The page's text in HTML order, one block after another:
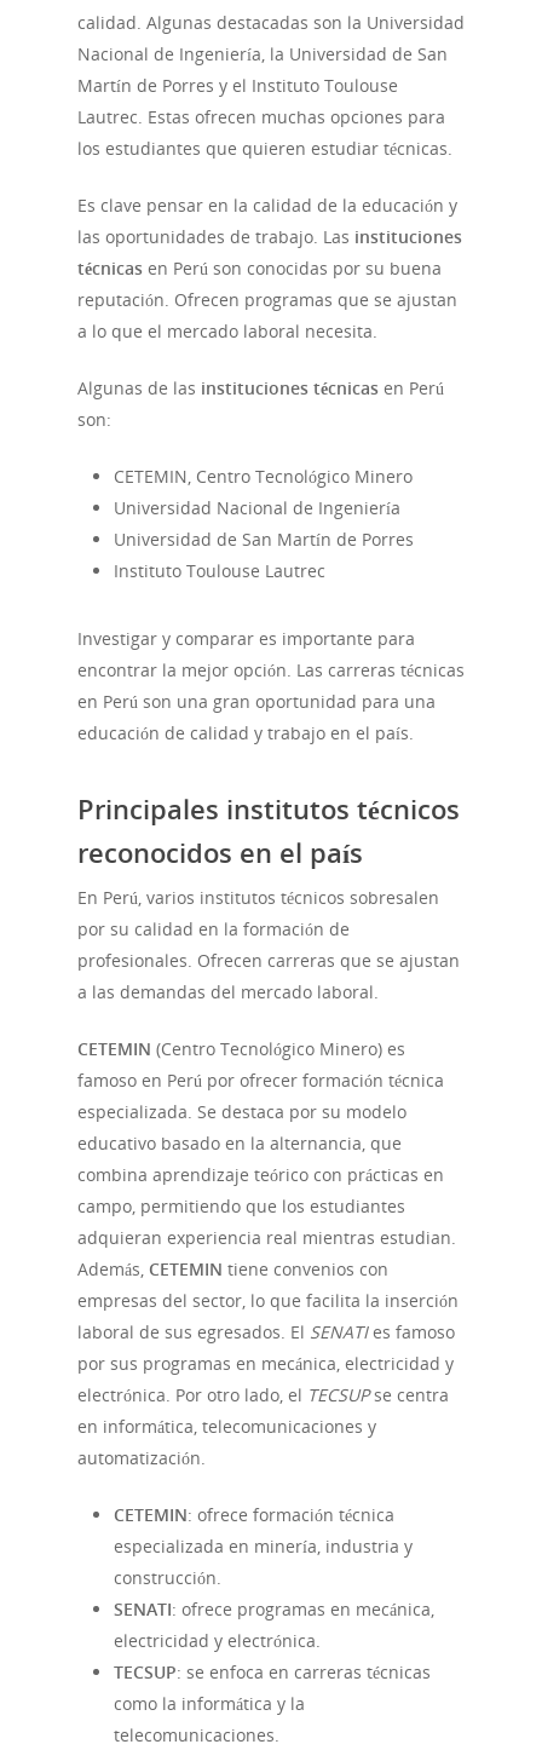
calidad. Algunas destacadas son la Universidad
Nacional de Ingeniería, la Universidad de San
Martín de Porres y el Instituto Toulouse
Lautrec. Estas ofrecen muchas opciones para
los estudiantes que quieren estudiar técnicas.
Es clave pensar en la calidad de la educación y
las oportunidades de trabajo. Las instituciones
técnicas en Perú son conocidas por su buena
reputación. Ofrecen programas que se ajustan
a lo que el mercado laboral necesita.
Algunas de las instituciones técnicas en Perú
son:
CETEMIN, Centro Tecnológico Minero
Universidad Nacional de Ingeniería
Universidad de San Martín de Porres
Instituto Toulouse Lautrec
Investigar y comparar es importante para
encontrar la mejor opción. Las carreras técnicas
en Perú son una gran oportunidad para una
educación de calidad y trabajo en el país.
Principales institutos técnicos
reconocidos en el país
En Perú, varios institutos técnicos sobresalen
por su calidad en la formación de
profesionales. Ofrecen carreras que se ajustan
a las demandas del mercado laboral.
CETEMIN (Centro Tecnológico Minero) es
famoso en Perú por ofrecer formación técnica
especializada. Se destaca por su modelo
educativo basado en la alternancia, que
combina aprendizaje teórico con prácticas en
campo, permitiendo que los estudiantes
adquieran experiencia real mientras estudian.
Además, CETEMIN tiene convenios con
empresas del sector, lo que facilita la inserción
laboral de sus egresados. El SENATIes famoso
por sus programas en mecánica, electricidad y
electrónica. Por otro lado, el TECSUPse centra
en informática, telecomunicaciones y
automatización.
CETEMIN: ofrece formación técnica
especializada en minería, industria y
construcción.
SENATI: ofrece programas en mecánica,
electricidad y electrónica.
TECSUP: se enfoca en carreras técnicas
como la informática y la
telecomunicaciones.